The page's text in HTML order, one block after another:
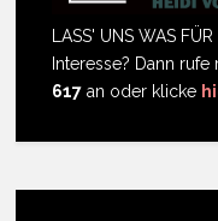
LASS' UNS WAS
Interesse? Dann
617 an oder klicke